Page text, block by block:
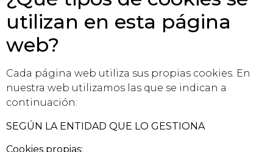
utilizan en esta página
web?
Cada página web utiliza sus propias cookies. En
nuestra web utilizamos las que se indican a
continuación:
SEGÚN LA ENTIDAD QUE LO GESTIONA
Cookies propias: